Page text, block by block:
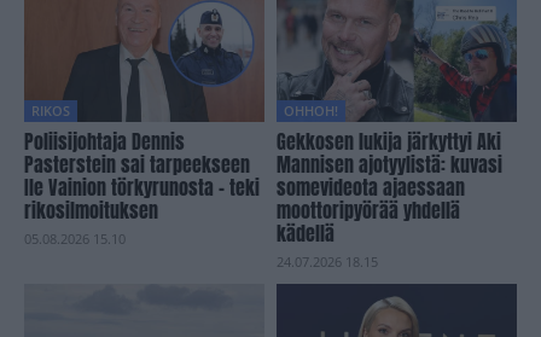
RIKOS
Poliisijohtaja Dennis
Pasterstein sai tarpeekseen
Ile Vainion törkyrunosta – teki
rikosilmoituksen
05.08.2026 15.10
OHHOH!
Gekkosen lukija järkyttyi Aki
Mannisen ajotyylistä: kuvasi
somevideota ajaessaan
moottoripyörää yhdellä
kädellä
24.07.2026 18.15